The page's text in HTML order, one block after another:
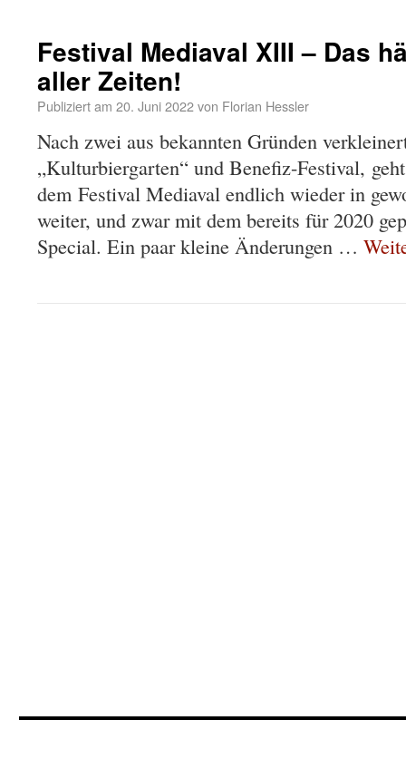
Festival Mediaval XIII – Das
aller Zeiten!
Publiziert am 20. Juni 2022von Florian Hessler
Nach zwei aus bekannten Gründen
„Kulturbiergarten“ und Benefiz-Festival,
dem Festival Mediaval endlich wieder in
weiter, und zwar mit dem bereits für 2020
Special. Ein paar kleine Änderungen …